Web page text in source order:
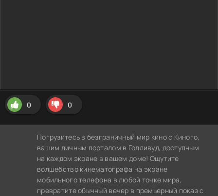
0 0
Погрузитесь в безграничный мир кино с Киного,
вашим личным порталом в Голливуд, доступным
на каждом экране в вашем доме! Ощутите
волшебство кинематографа на экране
мобильного телефона в любой точке мира,
превратите обычный вечер в премьерный показ с